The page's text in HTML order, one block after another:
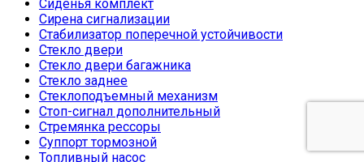
Сиденья комплект
Сирена сигнализации
Стабилизатор поперечной устойчивости
Стекло двери
Стекло двери багажника
Стекло заднее
Стеклоподъемный механизм
Стоп-сигнал дополнительный
Стремянка рессоры
Суппорт тормозной
Топливный насос